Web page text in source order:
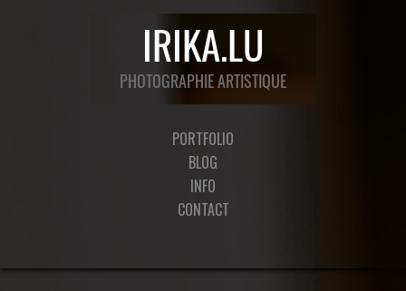
PORTFOLIO
BLOG
INFO
CONTACT